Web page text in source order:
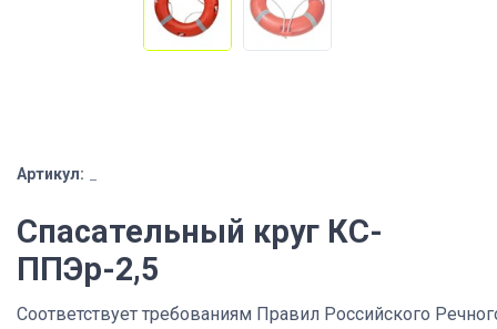
Артикул:
Спасательный круг КС-
ППЭр-2,5
Соответствует требованиям Правил Российского